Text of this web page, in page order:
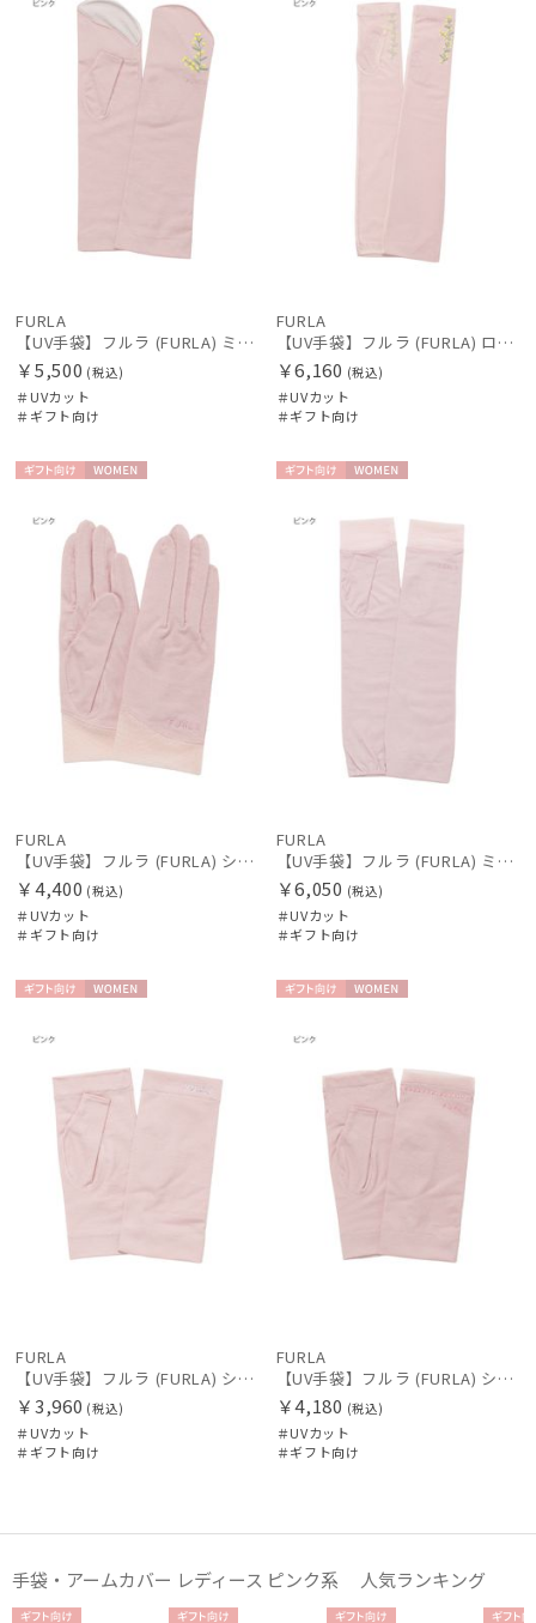
FURLA
【UV手袋】フルラ (FURLA) ミディアム ＵＶ手袋 ミモザ 指無し 接触冷感
￥5,500 (税込)
＃UVカット
＃ギフト向け
FURLA
【UV手袋】フルラ (FURLA) ロング ＵＶ手袋 ミモザ 指無し 接触冷感
￥6,160 (税込)
＃UVカット
＃ギフト向け
向け
N
FURLA
【UV手袋】フルラ (FURLA) ショート ＵＶ手袋 ロゴ刺繍 5本指 接触冷感
￥4,400 (税込)
＃UVカット
＃ギフト向け
向け
N
FURLA
【UV手袋】フルラ (FURLA) ミディアム ＵＶ手袋 ロゴ刺繍 指無し 接触冷感
￥6,050 (税込)
＃UVカット
＃ギフト向け
向け
FURLA
【UV手袋】フルラ (FURLA) ショート ＵＶ手袋 ラインストーンロゴ 指無し
￥3,960 (税込)
＃UVカット
＃ギフト向け
向け
FURLA
【UV手袋】フルラ (FURLA) ショート ＵＶ手袋 ロゴ刺繍 指無し
￥4,180 (税込)
＃UVカット
＃ギフト向け
手袋・アームカバー レディース ピンク系 人気ランキング